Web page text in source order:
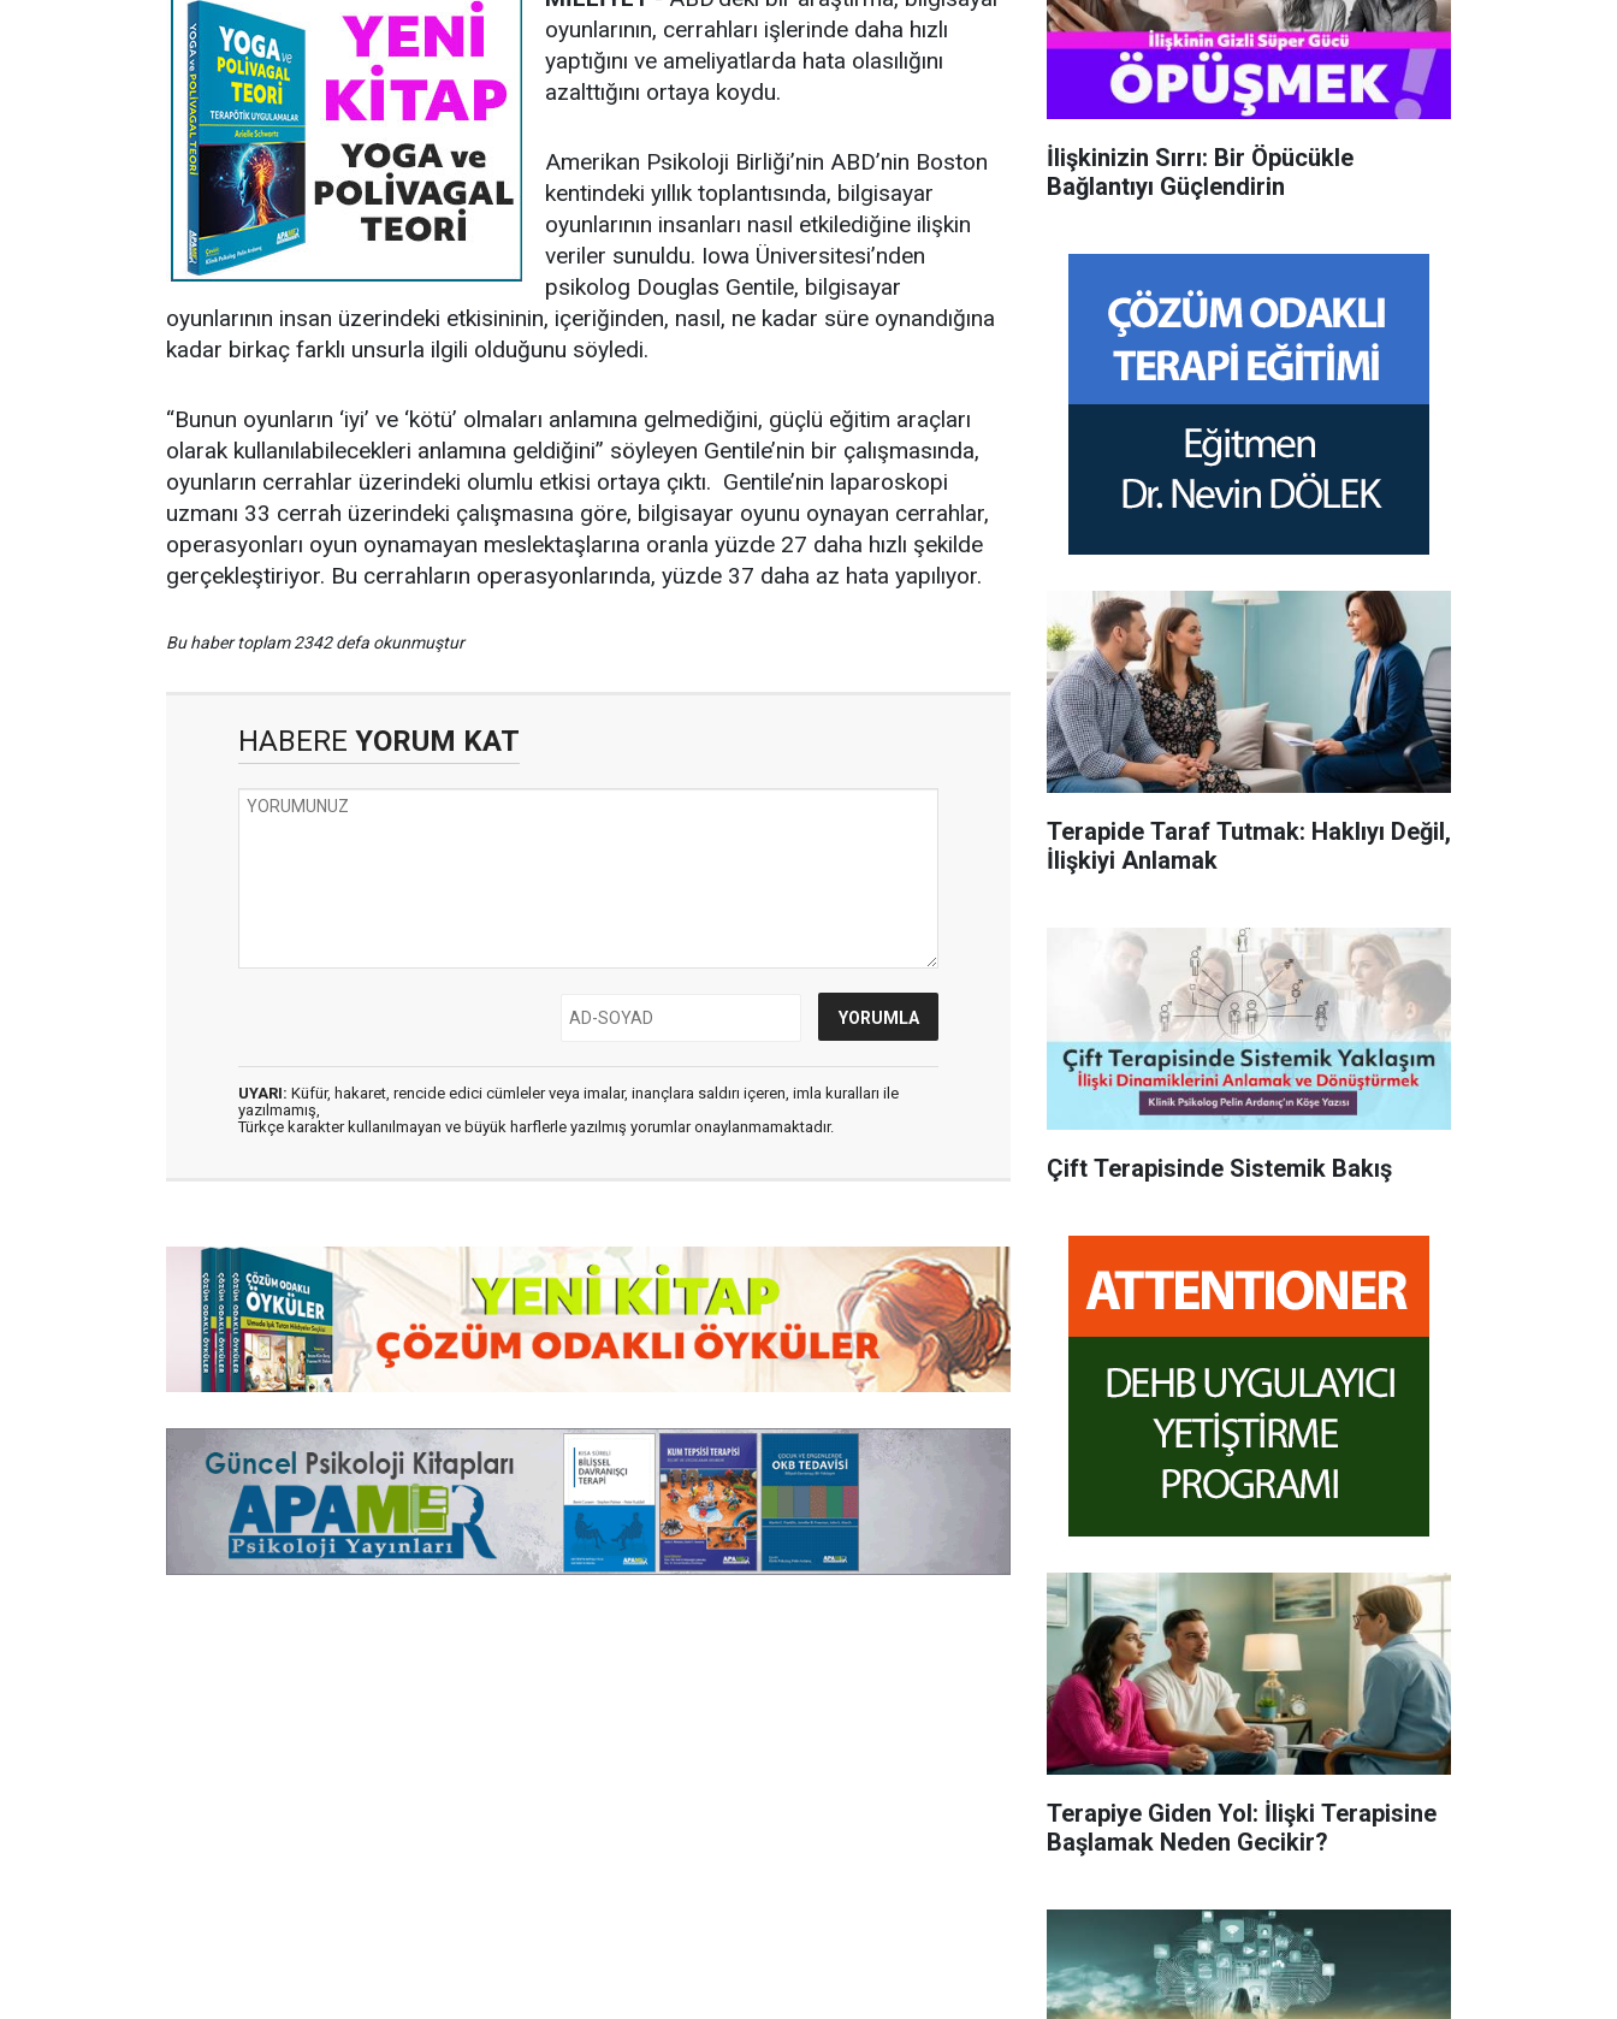
oyunlarının, cerrahları işlerinde daha hızlı
yaptığını ve ameliyatlarda hata olasılığını
azalttığını ortaya koydu.
Amerikan Psikoloji Birliği’nin ABD’nin Boston
kentindeki yıllık toplantısında, bilgisayar
oyunlarının insanları nasıl etkilediğine ilişkin
veriler sunuldu. Iowa Üniversitesi’nden
psikolog Douglas Gentile, bilgisayar
oyunlarının insan üzerindeki etkisininin, içeriğinden, nasıl, ne kadar süre oynandığına
kadar birkaç farklı unsurla ilgili olduğunu söyledi.
“Bunun oyunların ‘iyi’ ve ‘kötü’ olmaları anlamına gelmediğini, güçlü eğitim araçları
olarak kullanılabilecekleri anlamına geldiğini” söyleyen Gentile’nin bir çalışmasında,
oyunların cerrahlar üzerindeki olumlu etkisi ortaya çıktı. Gentile’nin laparoskopi
uzmanı 33 cerrah üzerindeki çalışmasına göre, bilgisayar oyunu oynayan cerrahlar,
operasyonları oyun oynamayan meslektaşlarına oranla yüzde 27 daha hızlı şekilde
gerçekleştiriyor. Bu cerrahların operasyonlarında, yüzde 37 daha az hata yapılıyor.
Bu haber toplam 2342 defa okunmuştur
HABERE YORUM KAT
UYARI: Küfür, hakaret, rencide edici cümleler veya imalar, inançlara saldırı içeren, imla kuralları ile
yazılmamış,
Türkçe karakter kullanılmayan ve büyük harflerle yazılmış yorumlar onaylanmamaktadır.
İlişkinizin Sırrı: Bir Öpücükle
Bağlantıyı Güçlendirin
Terapide Taraf Tutmak: Haklıyı Değil,
İlişkiyi Anlamak
Çift Terapisinde Sistemik Bakış
Terapiye Giden Yol: İlişki Terapisine
Başlamak Neden Gecikir?